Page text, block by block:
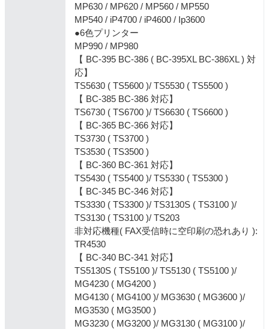
MP630 / MP620 / MP560 / MP550
MP540 / iP4700 / iP4600 / Ip3600
●6色プリンター
MP990 / MP980
【 BC-395 BC-386 ( BC-395XL BC-386XL ) 対
応】
TS5630 ( TS5600 )/ TS5530 ( TS5500 )
【 BC-385 BC-386 対応】
TS6730 ( TS6700 )/ TS6630 ( TS6600 )
【 BC-365 BC-366 対応】
TS3730 ( TS3700 )
TS3530 ( TS3500 )
【 BC-360 BC-361 対応】
TS5430 ( TS5400 )/ TS5330 ( TS5300 )
【 BC-345 BC-346 対応】
TS3330 ( TS3300 )/ TS3130S ( TS3100 )/
TS3130 ( TS3100 )/ TS203
非対応機種( FAX受信時に空印刷の恐れあり ):
TR4530
【 BC-340 BC-341 対応】
TS5130S ( TS5100 )/ TS5130 ( TS5100 )/
MG4230 ( MG4200 )
MG4130 ( MG4100 )/ MG3630 ( MG3600 )/
MG3530 ( MG3500 )
MG3230 ( MG3200 )/ MG3130 ( MG3100 )/